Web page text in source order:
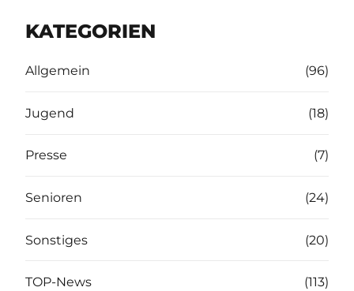
KATEGORIEN
Allgemein (96)
Jugend (18)
Presse (7)
Senioren (24)
Sonstiges (20)
TOP-News (113)